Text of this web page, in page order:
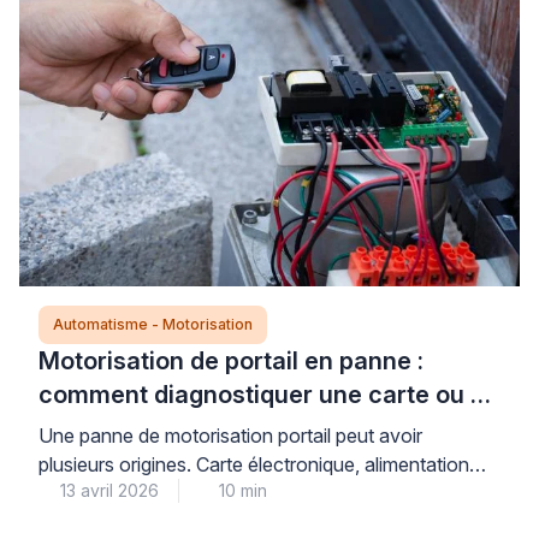
intervention technique, plusieurs vérifications simples
et sécurisées permettent d’identifier si le problème
relève […]
Automatisme - Motorisation
Motorisation de portail en panne :
comment diagnostiquer une carte ou un
moteur défectueux ?
Une panne de motorisation portail peut avoir
plusieurs origines. Carte électronique, alimentation
électrique, accessoires de sécurité ou moteur :
13 avril 2026 10 min